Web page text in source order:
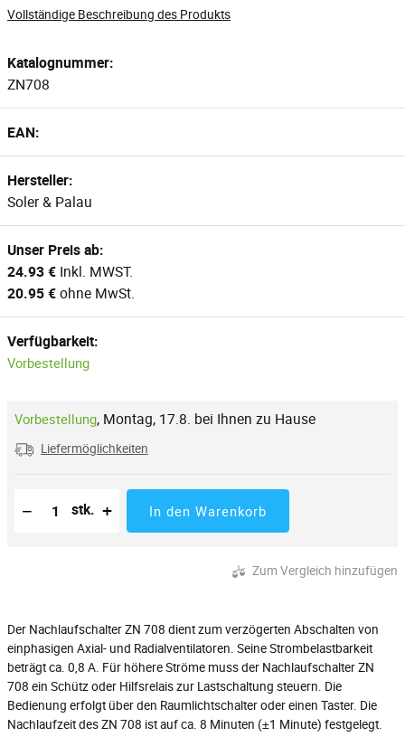
Vollständige Beschreibung des Produkts
Katalognummer:
ZN708
EAN:
Hersteller:
Soler & Palau
Unser Preis ab:
24.93 € Inkl. MWST.
20.95 €ohne MwSt.
Verfügbarkeit:
Vorbestellung
Vorbestellung, Montag, 17.8. bei Ihnen zu Hause
Liefermöglichkeiten
−
Reduzierung der Menge
Anzahl der Stücke
stk. + In den Warenkorb
Zum Vergleich hinzufügen
Der Nachlaufschalter ZN 708 dient zum verzögerten Abschalten von
einphasigen Axial- und Radialventilatoren. Seine Strombelastbarkeit
beträgt ca. 0,8 A. Für höhere Ströme muss der Nachlaufschalter ZN
708 ein Schütz oder Hilfsrelais zur Lastschaltung steuern. Die
Bedienung erfolgt über den Raumlichtschalter oder einen Taster. Die
Nachlaufzeit des ZN 708 ist auf ca. 8 Minuten (±1 Minute) festgelegt.